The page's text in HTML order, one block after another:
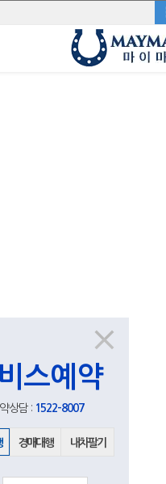
스예약
상담 : 1522-8007
경매대행 내차팔기